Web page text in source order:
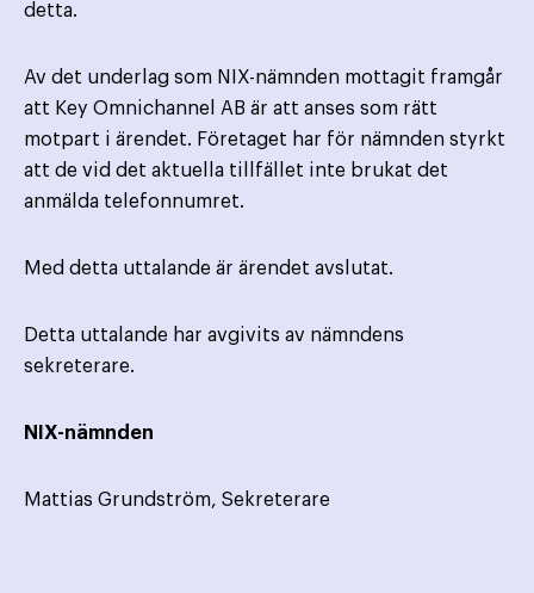
detta.
Av det underlag som NIX-nämnden mottagit framgår
att Key Omnichannel AB är att anses som rätt
motpart i ärendet. Företaget har för nämnden styrkt
att de vid det aktuella tillfället inte brukat det
anmälda telefonnumret.
Med detta uttalande är ärendet avslutat.
Detta uttalande har avgivits av nämndens
sekreterare.
NIX-nämnden
Mattias Grundström, Sekreterare